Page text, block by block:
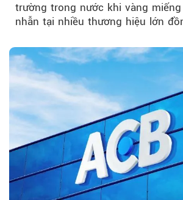
trường trong nước khi vàng miếng
nhẫn tại nhiều thương hiệu lớn